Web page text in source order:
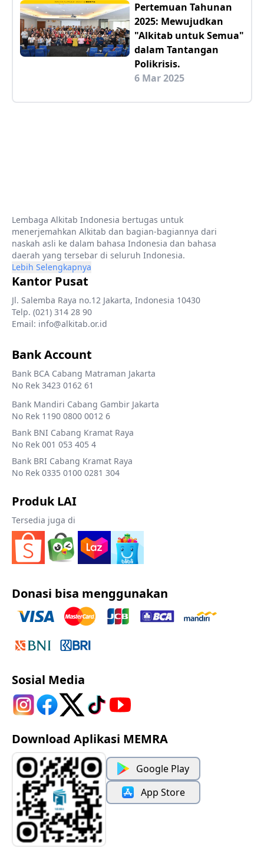
Pertemuan Tahunan
2025: Mewujudkan
"Alkitab untuk Semua"
dalam Tantangan
Polikrisis.
6 Mar 2025
Lembaga Alkitab Indonesia bertugas untuk
menerjemahkan Alkitab dan bagian-bagiannya dari
naskah asli ke dalam bahasa Indonesia dan bahasa
daerah yang tersebar di seluruh Indonesia.
Lebih Selengkapnya
Kantor Pusat
Jl. Salemba Raya no.12 Jakarta, Indonesia 10430
Telp. (021) 314 28 90
Email: info@alkitab.or.id
Bank Account
Bank BCA Cabang Matraman Jakarta
No Rek 3423 0162 61
Bank Mandiri Cabang Gambir Jakarta
No Rek 1190 0800 0012 6
Bank BNI Cabang Kramat Raya
No Rek 001 053 405 4
Bank BRI Cabang Kramat Raya
No Rek 0335 0100 0281 304
Produk LAI
Tersedia juga di
Donasi bisa menggunakan
Sosial Media
Download Aplikasi MEMRA
Google Play
App Store